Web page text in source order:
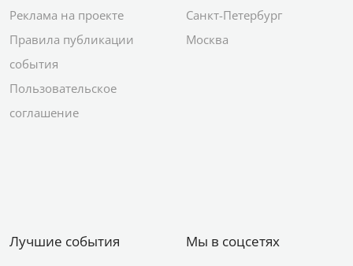
Реклама на проекте
Правила публикации
события
Пользовательское
соглашение
Санкт-Петербург
Москва
Лучшие события Мы в соцсетях